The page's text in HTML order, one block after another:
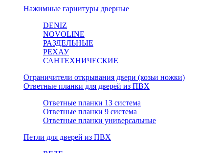
Нажимные гарнитуры дверные
DENIZ
NOVOLINE
РАЗДЕЛЬНЫЕ
РЕХАУ
САНТЕХНИЧЕСКИЕ
Ограничители открывания двери (козьи ножки)
Ответные планки для дверей из ПВХ
Ответные планки 13 система
Ответные планки 9 система
Ответные планки универсальные
Петли для дверей из ПВХ